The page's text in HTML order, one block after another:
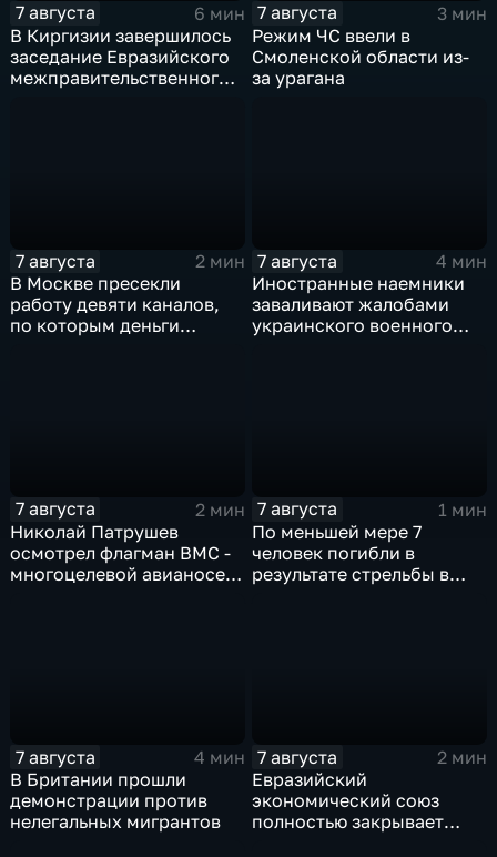
7 августа
6 мин
В Киргизии завершилось
заседание Евразийского
межправительственного
7 августа
3 мин
Режим ЧС ввели в
Смоленской области из-
за урагана
7 августа
2 мин
В Москве пресекли
работу девяти каналов,
по которым деньги
7 августа
4 мин
Иностранные наемники
заваливают жалобами
украинского военного
7 августа
2 мин
Николай Патрушев
осмотрел флагман ВМС -
многоцелевой авианосец
7 августа
1 мин
По меньшей мере 7
человек погибли в
результате стрельбы в
7 августа
4 мин
В Британии прошли
демонстрации против
нелегальных мигрантов
7 августа
2 мин
Евразийский
экономический союз
полностью закрывает